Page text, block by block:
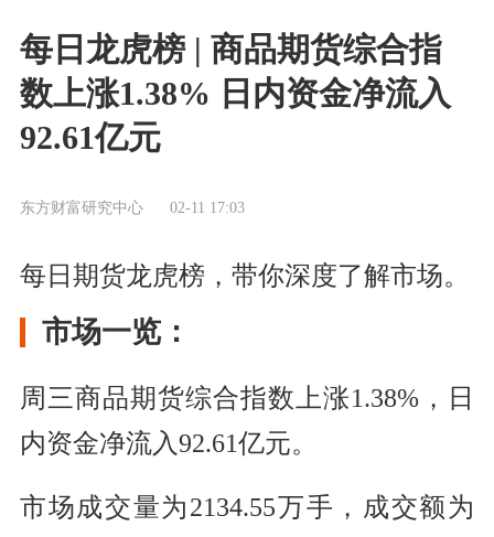
每日龙虎榜 | 商品期货综合指
数上涨1.38% 日内资金净流入
92.61亿元
东方财富研究中心 02-11 17:03
每日期货龙虎榜，带你深度了解市场。
市场一览：
周三商品期货综合指数上涨1.38%，日
内资金净流入92.61亿元。
市场成交量为2134.55万手，成交额为